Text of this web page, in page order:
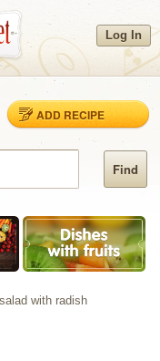
Log In
ADD RECIPE
with radish